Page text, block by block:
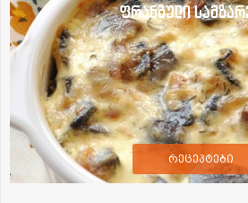
ფრანგული
რეცეპტები